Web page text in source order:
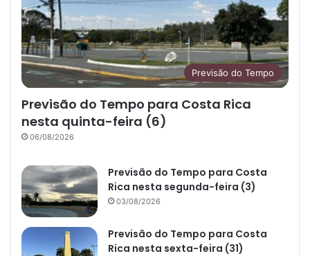
Previsão do Tempo
Previsão do Tempo para Costa Rica
nesta quinta-feira (6)
06/08/2026
Previsão do Tempo para Costa
Rica nesta segunda-feira (3)
03/08/2026
Previsão do Tempo para Costa
Rica nesta sexta-feira (31)